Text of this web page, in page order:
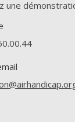
une